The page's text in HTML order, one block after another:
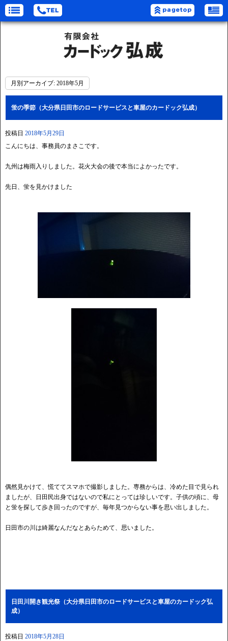
月別アーカイブ: 2018年5月
蛍の季節（大分県日田市のロードサービスと車屋のカードック弘成）
投稿日 2018年5月29日
こんにちは、事務員のまさこです。
九州は梅雨入りしました。花火大会の後で本当によかったです。
先日、蛍を見かけました
偶然見かけて、慌ててスマホで撮影しました。専務からは、冷めた目で見られ
ましたが、日田民出身ではないので私にとっては珍しいです。子供の頃に、母
と蛍を探して歩き回ったのですが、毎年見つからない事を思い出しました。
日田市の川は綺麗なんだなとあらためて、思いました。
日田川開き観光祭（大分県日田市のロードサービスと車屋のカードック弘
成）
投稿日 2018年5月28日